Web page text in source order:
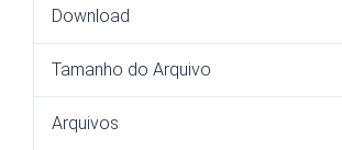
Download
Tamanho do Arquivo
Arquivos